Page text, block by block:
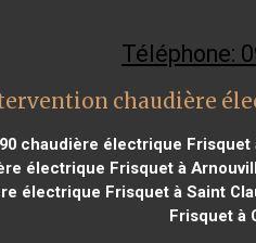
Téléphone:
chaudière
chaudière électrique Frisquet
électrique Frisquet à
électrique Frisquet à Saint
Frisquet à